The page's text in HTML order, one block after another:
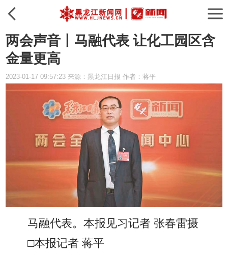
两会声音丨​马融代表 让化工园区含
金量更高
2023-01-17 09:57:23 来源：黑龙江日报 作者：蒋平
马融代表。本报见习记者 张春雷摄
□本报记者 蒋平